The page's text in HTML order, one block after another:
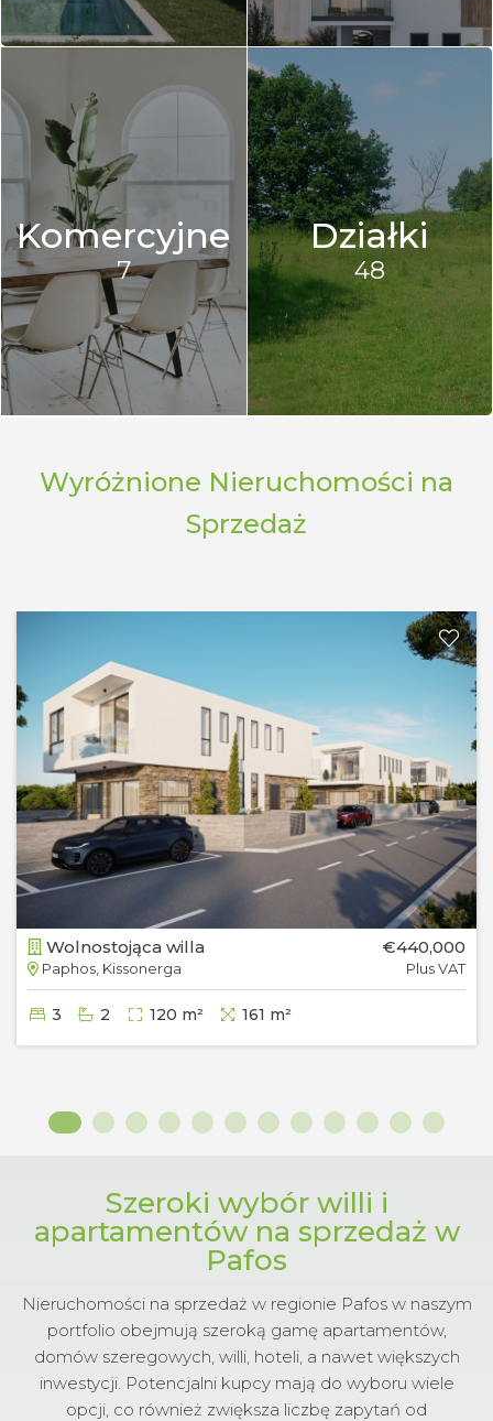
Komercyjne
7
Działki
48
Wyróżnione Nieruchomości na
Sprzedaż
Wolnostojąca willa
Paphos, Kissonerga
€440,000
Plus VAT
3 2 120 m² 161 m²
Szeroki wybór willi i
apartamentów na sprzedaż w
Pafos
Nieruchomości na sprzedaż w regionie Pafos w naszym
portfolio obejmują szeroką gamę apartamentów,
domów szeregowych, willi, hoteli, a nawet większych
inwestycji. Potencjalni kupcy mają do wyboru wiele
opcji, co również zwiększa liczbę zapytań od